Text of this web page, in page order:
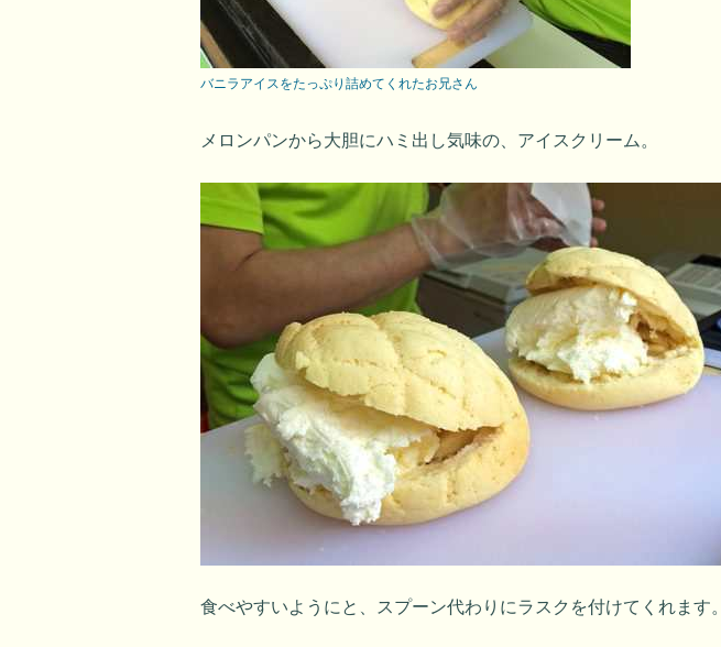
バニラアイスをたっぷり詰めてくれたお兄さん
メロンパンから大胆にハミ出し気味の、アイスクリーム。
食べやすいようにと、スプーン代わりにラスクを付けてくれます。